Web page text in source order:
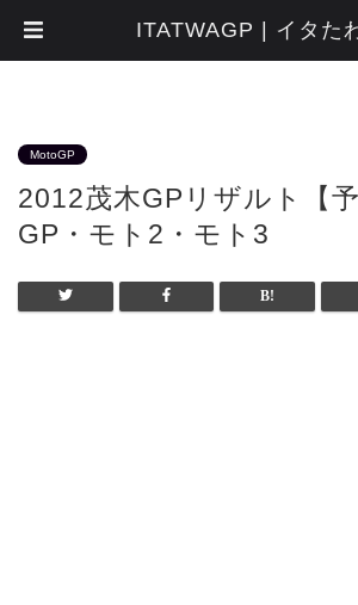
MotoGP
2012茂木GPリザルト【
GP・モト2・モト3
ITATWAGP | イタた